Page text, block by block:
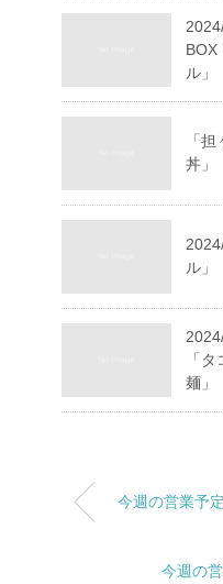
BOX
ル」
「
丼」
ル」
「
麺」
今週の営業予
今週の